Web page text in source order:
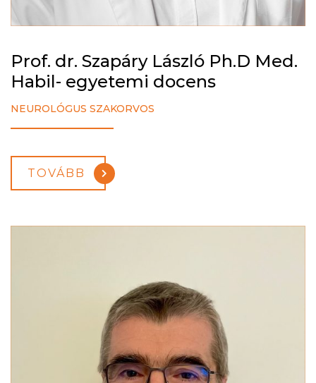
Prof. dr. Szapáry László Ph.D Med.
Habil- egyetemi docens
NEUROLÓGUS SZAKORVOS
TOVÁBB